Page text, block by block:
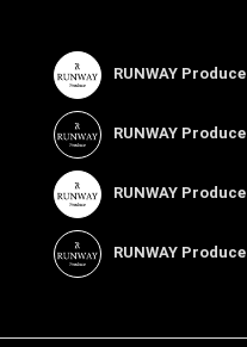
RUNWAY Produce
RUNWAY Produce
RUNWAY Produce
RUNWAY Produce